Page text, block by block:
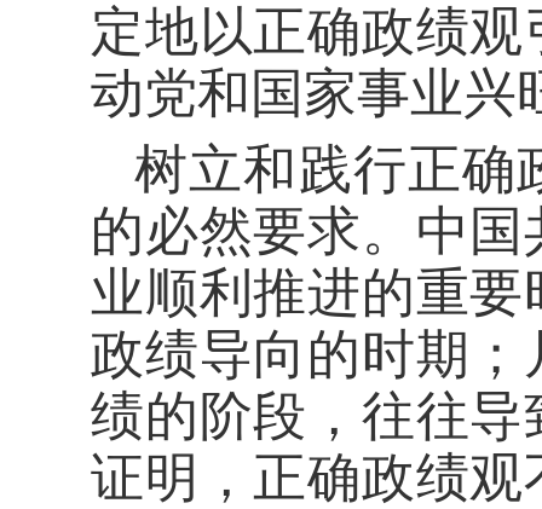
定地以正确政绩
动党和国家事业兴
树立和践行正确
的必然要求。中
业顺利推进的重
政绩导向的时期
绩的阶段，往往
证明，正确政绩